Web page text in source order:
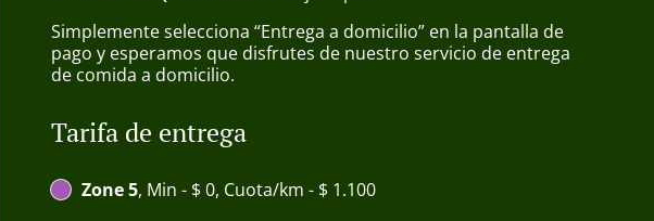
Simplemente selecciona “Entrega a domicilio” en la pantalla de
pago y esperamos que disfrutes de nuestro servicio de entrega
de comida a domicilio.
Tarifa de entrega
Zone 5, Min - $ 0, Cuota/km - $ 1.100